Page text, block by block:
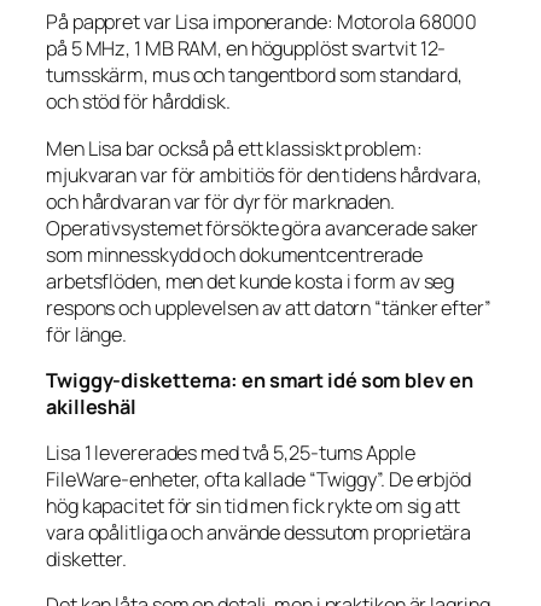
På pappret var Lisa imponerande: Motorola 68000
på 5 MHz, 1 MB RAM, en högupplöst svartvit 12-
tumsskärm, mus och tangentbord som standard,
och stöd för hårddisk.
Men Lisa bar också på ett klassiskt problem:
mjukvaran var för ambitiös för den tidens hårdvara,
och hårdvaran var för dyr för marknaden.
Operativsystemet försökte göra avancerade saker
som minnesskydd och dokumentcentrerade
arbetsflöden, men det kunde kosta i form av seg
respons och upplevelsen av att datorn “tänker efter”
för länge.
Twiggy-disketterna: en smart idé som blev en
akilleshäl
Lisa 1 levererades med två 5,25-tums Apple
FileWare-enheter, ofta kallade “Twiggy”. De erbjöd
hög kapacitet för sin tid men fick rykte om sig att
vara opålitliga och använde dessutom proprietära
disketter.